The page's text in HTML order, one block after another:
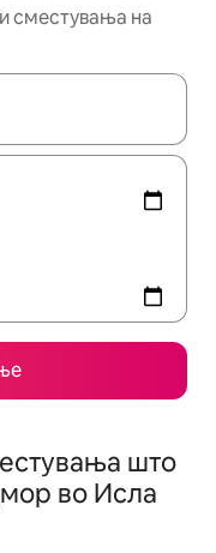
сместувања на
се со копчињата
што
во Исла